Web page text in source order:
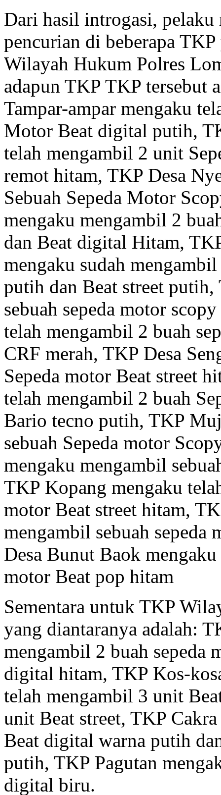
Dari hasil introgasi, pelaku
pencurian di beberapa
Wilayah Hukum Polres
adapun TKP TKP tersebut
Tampar-ampar mengaku
Motor Beat digital putih,
telah mengambil 2 unit
remot hitam, TKP Desa
Sebuah Sepeda Motor
mengaku mengambil 2
dan Beat digital Hitam,
mengaku sudah
putih dan Beat street
sebuah sepeda motor
telah mengambil 2 buah
CRF merah, TKP Desa
Sepeda motor Beat street
telah mengambil 2 buah
Bario tecno putih, TKP
sebuah Sepeda motor
mengaku mengambil
TKP Kopang mengaku
motor Beat street hitam,
mengambil sebuah sepeda
Desa Bunut Baok
motor Beat pop hitam
Sementara untuk TKP
yang diantaranya adalah:
mengambil 2 buah sepeda
digital hitam, TKP Kos-
telah mengambil 3 unit
unit Beat street, TKP
Beat digital warna putih
putih, TKP Pagutan
digital biru.